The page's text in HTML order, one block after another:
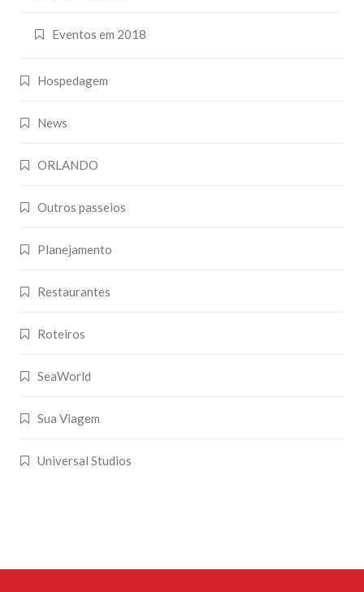
Eventos em 2018
Hospedagem
News
ORLANDO
Outros passeios
Planejamento
Restaurantes
Roteiros
SeaWorld
Sua Viagem
Universal Studios